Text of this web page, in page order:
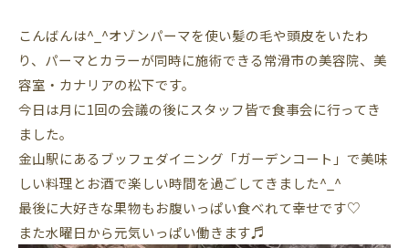
こんばんは^_^オゾンパーマを使い髪の毛や頭皮をいたわ
り、パーマとカラーが同時に施術できる常滑市の美容院、美
容室・カナリアの松下です。
今日は月に1回の会議の後にスタッフ皆で食事会に行ってき
ました。
金山駅にあるブッフェダイニング「ガーデンコート」で美味
しい料理とお酒で楽しい時間を過ごしてきました^_^
最後に大好きな果物もお腹いっぱい食べれて幸せです♡
また水曜日から元気いっぱい働きます♬